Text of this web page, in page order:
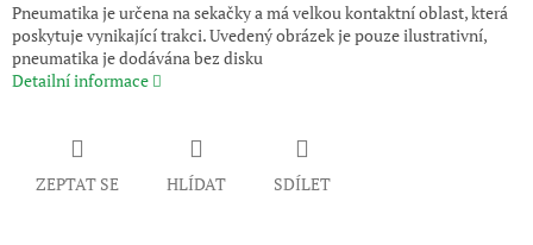
Pneumatika je určena na sekačky a má velkou kontaktní oblast, která
poskytuje vynikající trakci. Uvedený obrázek je pouze ilustrativní,
pneumatika je dodávána bez disku
Detailní informace
ZEPTAT SE HLÍDAT SDÍLET